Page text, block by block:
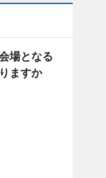
場となる
ますか